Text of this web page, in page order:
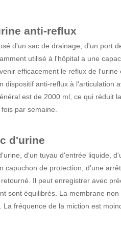
anti-reflux
d'un sac de drainage, d'un port
utilisé à l'hôpital a une
efficacement le reflux de
anti-reflux à l'articulation
est de 2000 ml, ce qui réduit
par semaine.
d'urine
d'un tuyau d'entrée liquide,
capuchon de protection, d'une
Il peut enregistrer avec
sont équilibrés. La membrane
fréquence de la miction est